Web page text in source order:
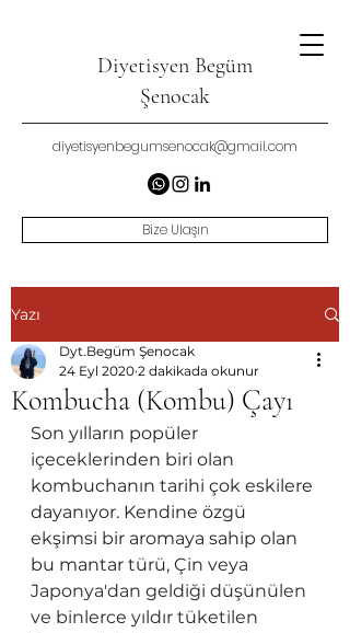
Diyetisyen Begüm
Şenocak
diyetisyenbegumsenocak@gmail.com
Bize Ulaşın
Yazı
Kombucha (Kombu) Çayı
Dyt.Begüm Şenocak
24 Eyl 2020 2 dakikada okunur
Son yılların popüler
içeceklerinden biri olan
kombuchanın tarihi çok eskilere
dayanıyor. Kendine özgü
ekşimsi bir aromaya sahip olan
bu mantar türü, Çin veya
Japonya'dan geldiği düşünülen
ve binlerce yıldır tüketilen